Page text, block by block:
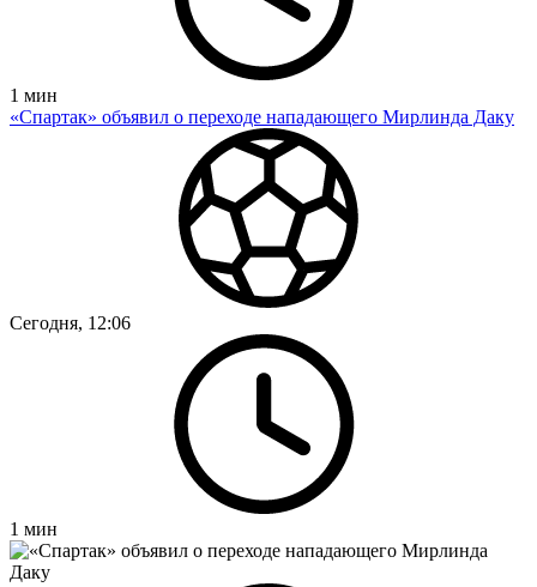
1 мин
«Спартак» объявил о переходе нападающего Мирлинда Даку
Сегодня, 12:06
1 мин